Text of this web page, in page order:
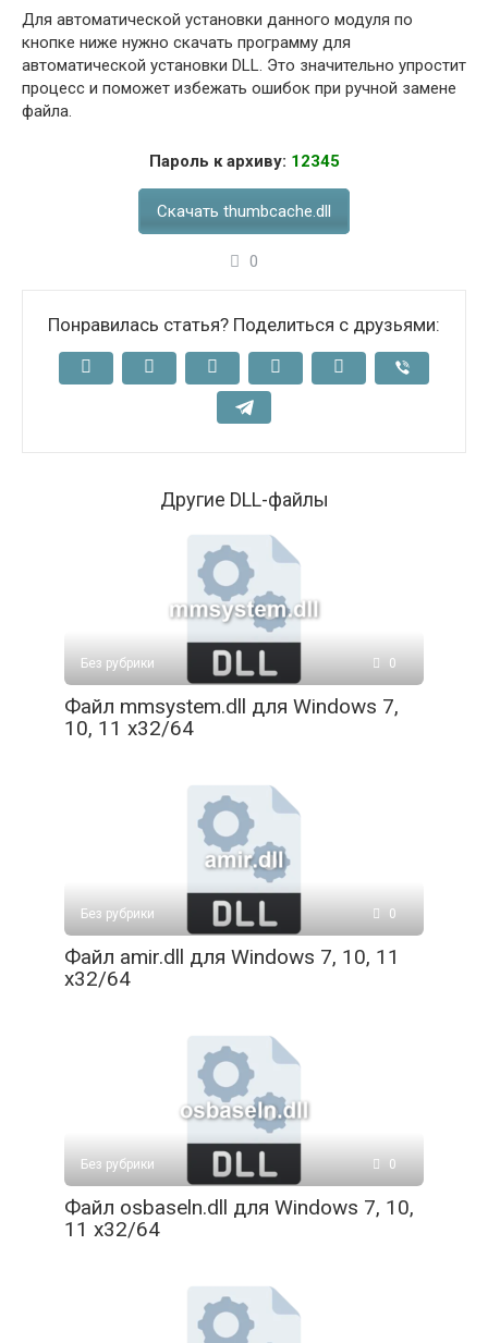
Для автоматической установки данного модуля по
кнопке ниже нужно скачать программу для
автоматической установки DLL. Это значительно упростит
процесс и поможет избежать ошибок при ручной замене
файла.
Пароль к архиву: 12345
Скачать thumbcache.dll
0
Понравилась статья? Поделиться с друзьями:
Другие DLL-файлы
Без рубрики 0
Файл mmsystem.dll для Windows 7,
10, 11 x32/64
Без рубрики 0
Файл amir.dll для Windows 7, 10, 11
x32/64
Без рубрики 0
Файл osbaseln.dll для Windows 7, 10,
11 x32/64